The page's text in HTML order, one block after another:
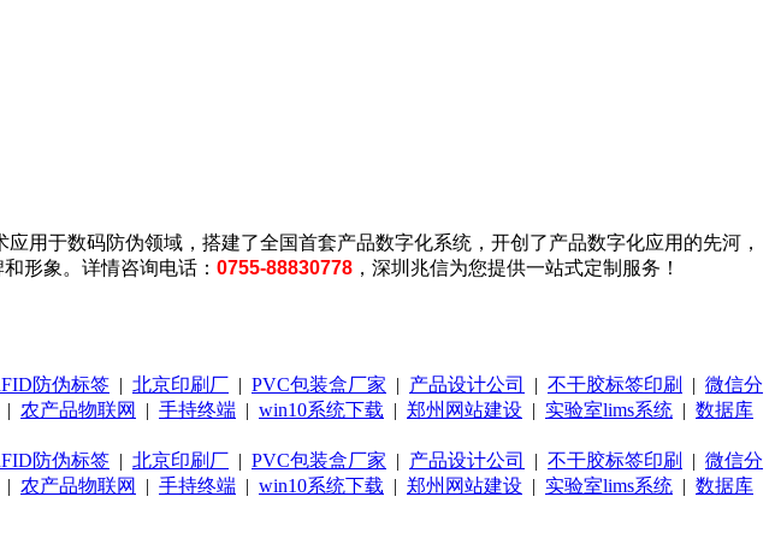
用于数码防伪领域，搭建了全国首套产品数字化系统，开创了产品数字化应用的先河，
形象。详情咨询电话： 0755-88830778 ，深圳兆信为您提供一站式定制服务！
防伪标签 | 北京印刷厂 | PVC包装盒厂家 | 产品设计公司 | 不干胶标签印刷 | 微信分
| 农产品物联网 | 手持终端 | win10系统下载 | 郑州网站建设 | 实验室lims系统 | 数据库
防伪标签 | 北京印刷厂 | PVC包装盒厂家 | 产品设计公司 | 不干胶标签印刷 | 微信分
| 农产品物联网 | 手持终端 | win10系统下载 | 郑州网站建设 | 实验室lims系统 | 数据库